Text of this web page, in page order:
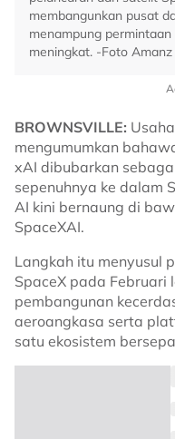
membangunkan pusat
menampung
meningkat. -Foto Amanz
BROWNSVILLE:
mengumumkan
xAI dibubarkan
sepenuhnya ke dalam
AI kini bernaung di
SpaceXAI.
Langkah itu menyusul
SpaceX pada Februari
pembangunan
aeroangkasa serta
satu ekosistem